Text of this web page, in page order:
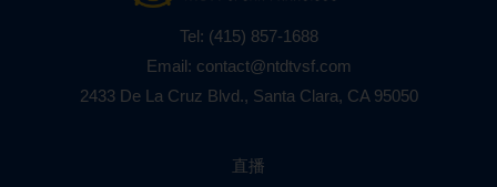
Tel: (415) 857-1688
Email: contact@ntdtvsf.com
2433 De La Cruz Blvd., Santa Clara, CA 95050
直播